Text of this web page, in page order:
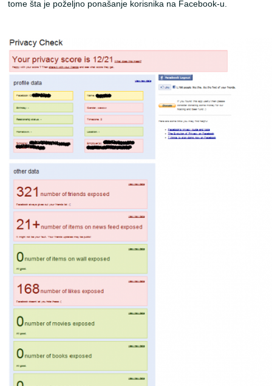
tome šta je poželjno ponašanje korisnika na Facebook-u.